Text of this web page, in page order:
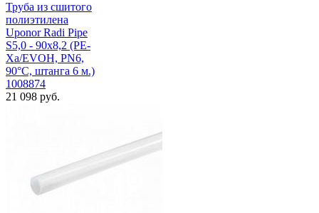
Труба из сшитого
полиэтилена
Uponor Radi Pipe
S5,0 - 90x8,2 (PE-
Xa/EVOH, PN6,
90°C, штанга 6 м.)
1008874
21 098 руб.